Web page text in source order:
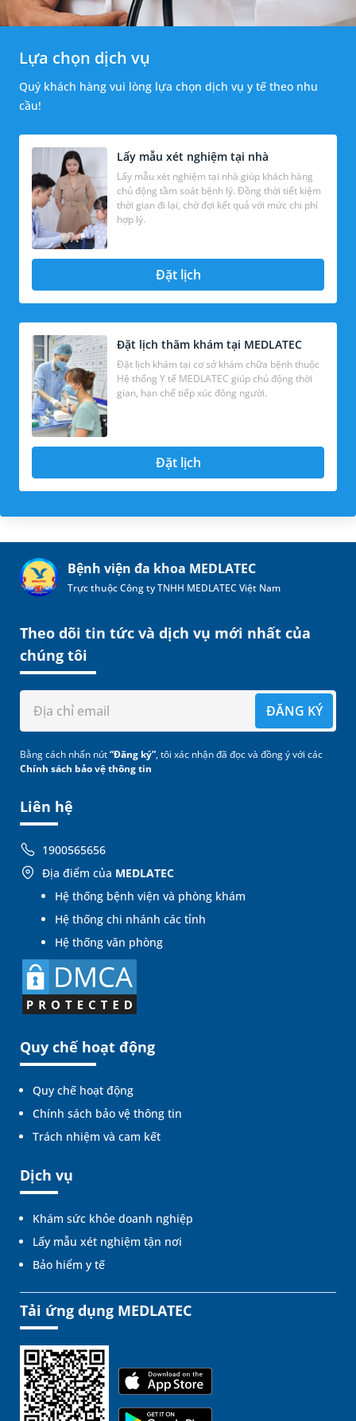
Lựa chọn dịch vụ
Quý khách hàng vui lòng lựa chọn dịch vụ y tế theo nhu
cầu!
Lấy mẫu xét nghiệm tại nhà
Lấy mẫu xét nghiệm tại nhà giúp khách hàng
chủ động tầm soát bệnh lý. Đồng thời tiết kiệm
thời gian đi lại, chờ đợi kết quả với mức chi phí
hợp lý.
Đặt lịch
Đặt lịch thăm khám tại MEDLATEC
Đặt lịch khám tại cơ sở khám chữa bệnh thuộc
Hệ thống Y tế MEDLATEC giúp chủ động thời
gian, hạn chế tiếp xúc đông người.
Đặt lịch
Bệnh viện đa khoa MEDLATEC
Trực thuộc Công ty TNHH MEDLATEC Việt Nam
Liên hệ
1900565656
Địa điểm của MEDLATEC
Hệ thống bệnh viện và phòng khám
Hệ thống chi nhánh các tỉnh
Hệ thống văn phòng
Quy chế hoạt động
Quy chế hoạt động
Chính sách bảo vệ thông tin
Trách nhiệm và cam kết
Dịch vụ
Khám sức khỏe doanh nghiệp
Lấy mẫu xét nghiệm tận nơi
Bảo hiểm y tế
Theo dõi tin tức và dịch vụ mới nhất của
chúng tôi
ĐĂNG KÝ
Bằng cách nhấn nút“Đăng ký”, tôi xác nhận đã đọc và đồng ý với các
Chính sách bảo vệ thông tin
Tải ứng dụng MEDLATEC